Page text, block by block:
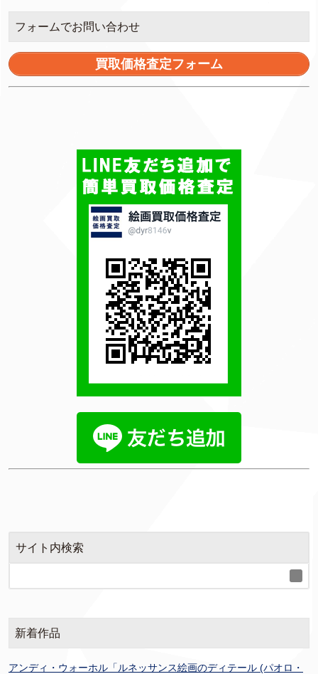
フォームでお問い合わせ
買取価格査定フォーム
サイト内検索
新着作品
アンディ・ウォーホル「ルネッサンス絵画のディテール (パオロ・